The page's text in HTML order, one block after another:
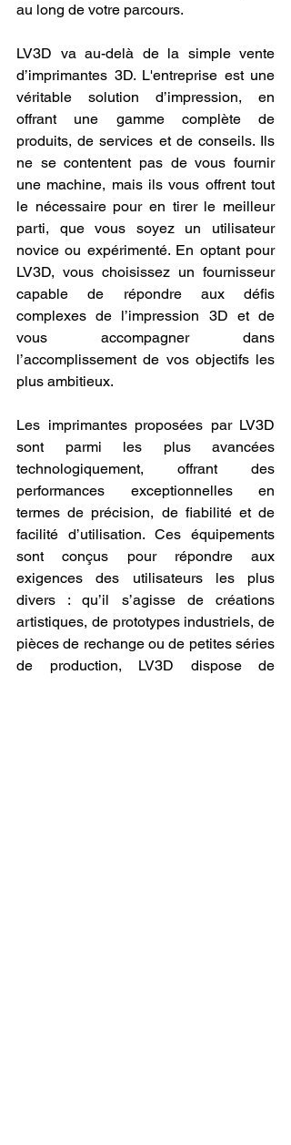
au long de votre parcours.
LV3D va au-delà de la simple vente
d’imprimantes 3D. L'entreprise est une
véritable solution d’impression, en
offrant une gamme complète de
produits, de services et de conseils. Ils
ne se contentent pas de vous fournir
une machine, mais ils vous offrent tout
le nécessaire pour en tirer le meilleur
parti, que vous soyez un utilisateur
novice ou expérimenté. En optant pour
LV3D, vous choisissez un fournisseur
capable de répondre aux défis
complexes de l’impression 3D et de
vous accompagner dans
l’accomplissement de vos objectifs les
plus ambitieux.
Les imprimantes proposées par LV3D
sont parmi les plus avancées
technologiquement, offrant des
performances exceptionnelles en
termes de précision, de fiabilité et de
facilité d’utilisation. Ces équipements
sont conçus pour répondre aux
exigences des utilisateurs les plus
divers : qu’il s’agisse de créations
artistiques, de prototypes industriels, de
pièces de rechange ou de petites séries
de production, LV3D dispose de